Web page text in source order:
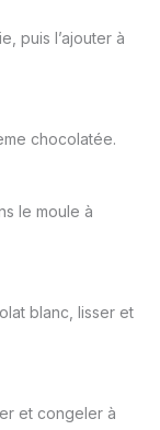
puis l’ajouter à
chocolatée.
le moule à
blanc, lisser et
et congeler à